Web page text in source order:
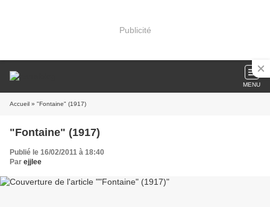
Publicité
MENU
Accueil » "Fontaine" (1917)
"Fontaine" (1917)
Publié le 16/02/2011 à 18:40
Par ejjlee